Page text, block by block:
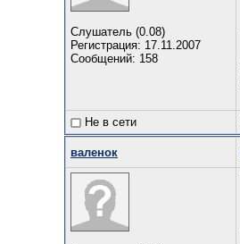
Слушатель (0.08)
Регистрация: 17.11.2007
Сообщений: 158
Не в сети
валенок